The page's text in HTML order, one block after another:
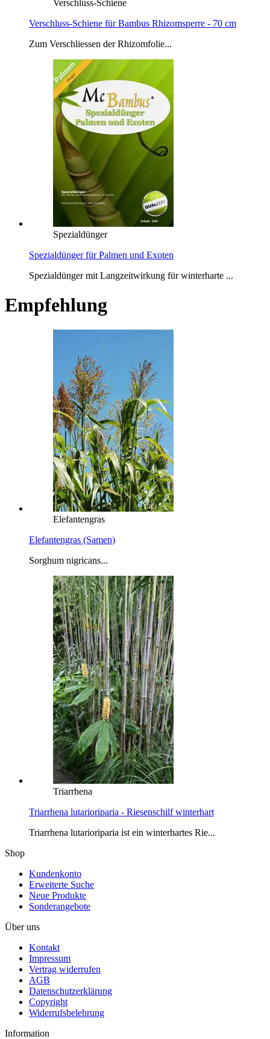
Verschluss-Schiene
Verschluss-Schiene für Bambus Rhizomsperre - 70 cm
Zum Verschliessen der Rhizomfolie...
Spezialdünger
Spezialdünger für Palmen und Exoten
Spezialdünger mit Langzeitwirkung für winterharte ...
Empfehlung
Elefantengras
Elefantengras (Samen)
Sorghum nigricans...
Triarrhena
Triarrhena lutarioriparia - Riesenschilf winterhart
Triarrhena lutarioriparia ist ein winterhartes Rie...
Shop
Kundenkonto
Erweiterte Suche
Neue Produkte
Sonderangebote
Über uns
Kontakt
Impressum
Vertrag widerrufen
AGB
Datenschutzerklärung
Copyright
Widerrufsbelehrung
Information